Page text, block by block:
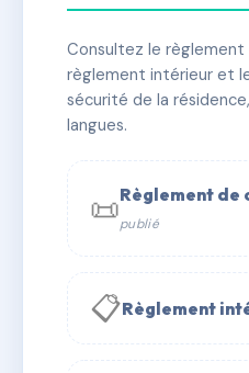
✓ Immatriculée 🏠 33 lots
📞 Contacter Syndic
Consultez le
règlement intérieur et
sécurité de la
langues.
📜Règlement de
publié
📋Règlement